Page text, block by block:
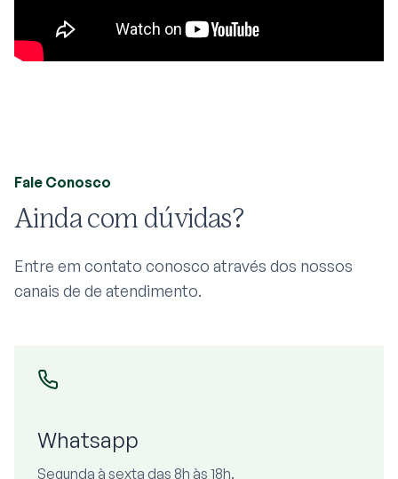
Fale Conosco
Ainda com dúvidas?
Entre em contato conosco através dos nossos
canais de de atendimento.
Whatsapp
Segunda à sexta das 8h às 18h.